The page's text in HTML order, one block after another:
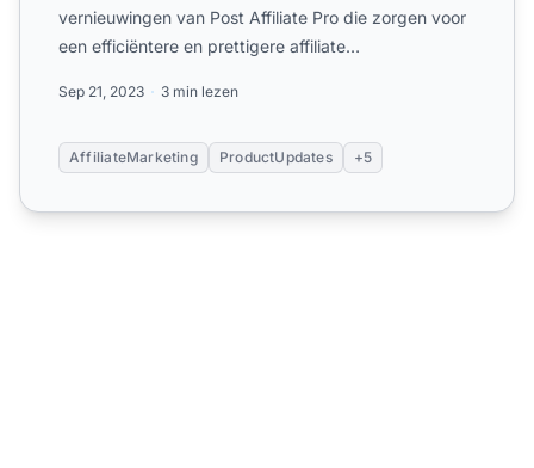
vernieuwingen van Post Affiliate Pro die zorgen voor
een efficiëntere en prettigere affiliate
Sep 21, 2023 3 min lezen
AffiliateMarketing ProductUpdates +5